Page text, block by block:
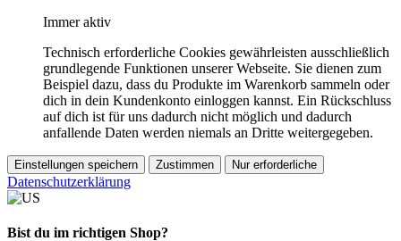
Immer aktiv
Technisch erforderliche Cookies gewährleisten ausschließlich
grundlegende Funktionen unserer Webseite. Sie dienen zum
Beispiel dazu, dass du Produkte im Warenkorb sammeln oder
dich in dein Kundenkonto einloggen kannst. Ein Rückschluss
auf dich ist für uns dadurch nicht möglich und dadurch
anfallende Daten werden niemals an Dritte weitergegeben.
Einstellungen speichern Zustimmen Nur erforderliche
Datenschutzerklärung
Bist du im richtigen Shop?